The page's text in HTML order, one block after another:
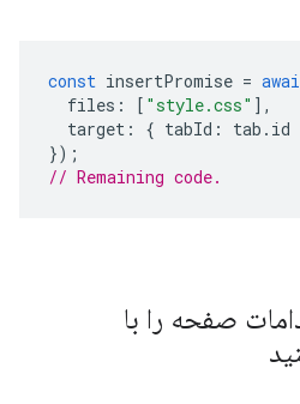
const insertPromise =
files : [ "style.css" ],
target : { tabId : tab . id
});
// Remaining code.
صفحه را با